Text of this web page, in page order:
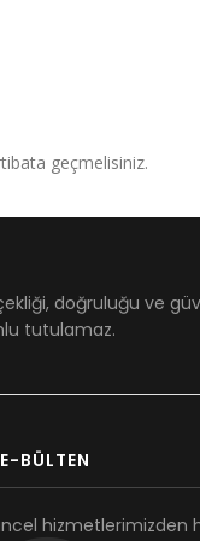
geçmelisiniz.
doğruluğu ve
tutulamaz.
E-BÜLTEN
hizmetlerimizden